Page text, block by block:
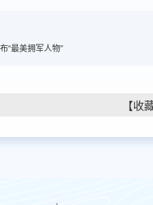
“最美拥军人物”
【收